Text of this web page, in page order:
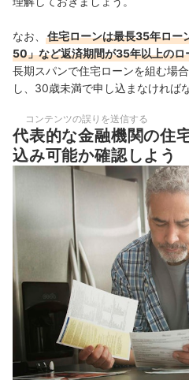
なお、
住宅ローンは最長35年ロー
50」など返済期間が35年以上のロ
長期スパンで住宅ローンを組む場
し、30歳未満で申し込まなければ
コンテンツの誤りを送信する
代表的な金融機関の住
込み可能か確認しよう